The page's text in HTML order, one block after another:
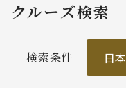
クルーズ検索
検索条件